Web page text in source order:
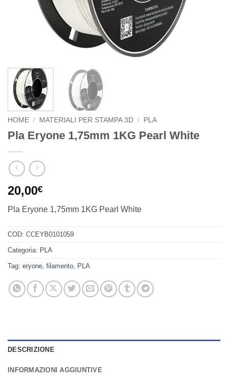
HOME / MATERIALI PER STAMPA 3D / PLA
Pla Eryone 1,75mm 1KG Pearl White
20,00€
Pla Eryone 1,75mm 1KG Pearl White
COD: CCEYB0101059
Categoria: PLA
Tag: eryone, filamento, PLA
DESCRIZIONE
INFORMAZIONI AGGIUNTIVE